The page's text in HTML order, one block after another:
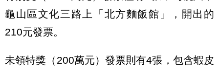
龜山區文化三路上「北方麵飯館」，開出的
210元發票。
未領特獎（200萬元）發票則有4張，包含蝦皮